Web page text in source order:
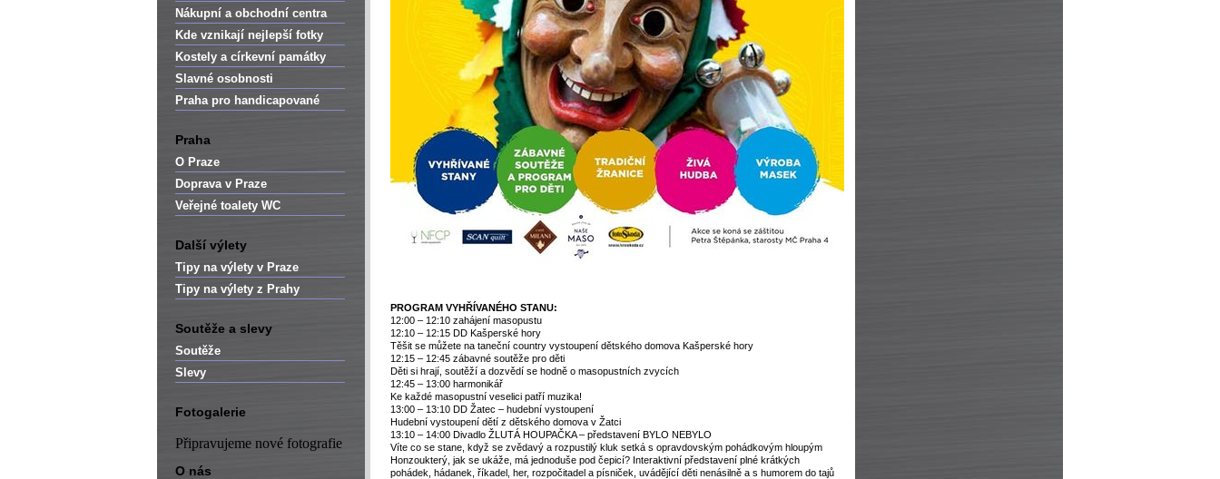
Nákupní a obchodní centra
Kde vznikají nejlepší fotky
Kostely a církevní památky
Slavné osobnosti
Praha pro handicapované
Praha
O Praze
Doprava v Praze
Veřejné toalety WC
Další výlety
Tipy na výlety v Praze
Tipy na výlety z Prahy
Soutěže a slevy
Soutěže
Slevy
Fotogalerie
Připravujeme nové fotografie
O nás
PROGRAM VYHŘÍVANÉHO STANU:
12:00 – 12:10 zahájení masopustu
12:10 – 12:15 DD Kašperské hory
Těšit se můžete na taneční country vystoupení dětského domova Kašperské hory
12:15 – 12:45 zábavné soutěže pro děti
Děti si hrají, soutěží a dozvědí se hodně o masopustních zvycích
12:45 – 13:00 harmonikář
Ke každé masopustní veselici patří muzika!
13:00 – 13:10 DD Žatec – hudební vystoupení
Hudební vystoupení dětí z dětského domova v Žatci
13:10 – 14:00 Divadlo ŽLUTÁ HOUPAČKA – představení BYLO NEBYLO
Víte co se stane, když se zvědavý a rozpustilý kluk setká s opravdovským pohádkovým hloupým
Honzoukterý, jak se ukáže, má jednoduše pod čepicí? Interaktivní představení plné krátkých
pohádek, hádanek, říkadel, her, rozpočitadel a písniček, uvádějící děti nenásilně a s humorem do tajů